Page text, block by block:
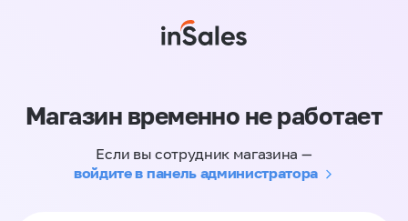
Магазин временно не работает
Если вы сотрудник магазина —
войдите в панель администратора